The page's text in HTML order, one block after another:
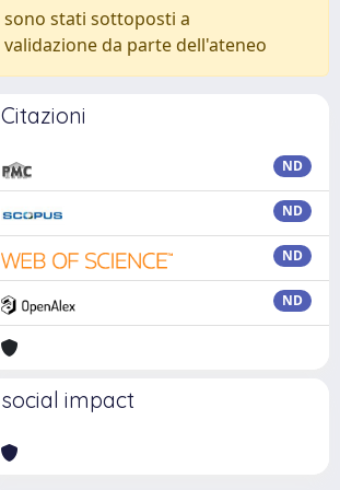
sono stati sottoposti a
validazione da parte dell'ateneo
Citazioni
ND
ND
ND
ND
social impact